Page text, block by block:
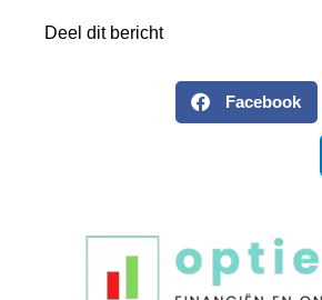
Deel dit bericht
Facebook